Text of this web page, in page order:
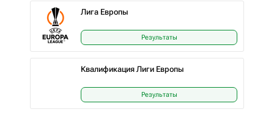
Лига Европы
Результаты
Квалификация Лиги Европы
Результаты